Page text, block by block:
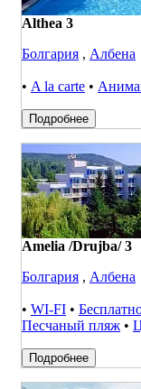
Althea 3
Болгария , Албена
• A la carte •
Подробнее
Amelia /Drujba/ 3
Болгария , Албена
• WI-FI •
Песчаный пляж •
Подробнее